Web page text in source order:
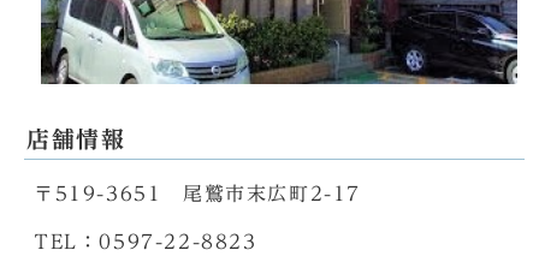
店舗情報
〒519-3651 尾鷲市末広町2-17
TEL：0597-22-8823